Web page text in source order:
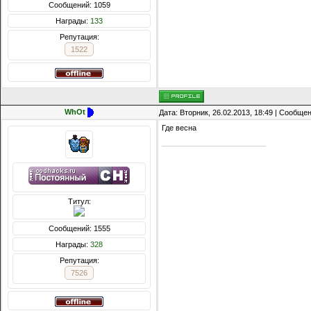
Сообщений: 1059
Награды: 133
Репутация:
1522
WhOt Дата: Вторник, 26.02.2013, 18:49 |
Титул:
Сообщений: 1555
Награды: 328
Репутация:
7526
Где весна